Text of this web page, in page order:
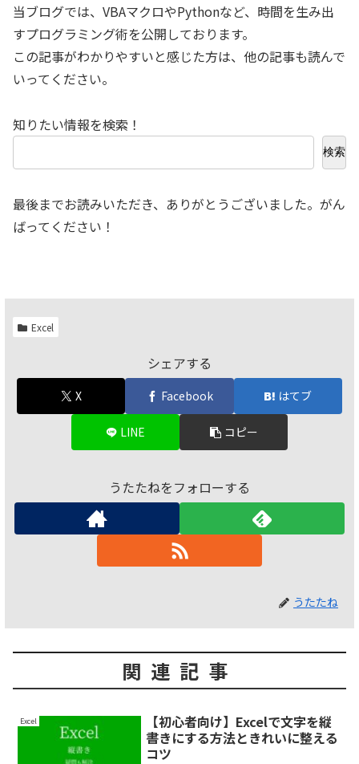
当ブログでは、VBAマクロやPythonなど、時間を生み出
すプログラミング術を公開しております。
この記事がわかりやすいと感じた方は、他の記事も読んで
いってください。
知りたい情報を検索！
検索
最後までお読みいただき、ありがとうございました。がん
ばってください！
Excel
シェアする
X Facebook はてブ
LINE コピー
うたたねをフォローする
うたたね
関連記事
Excel
【初心者向け】Excelで文字を縦
書きにする方法ときれいに整える
コツ